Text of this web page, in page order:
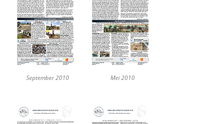
September 2010 Mei 2010